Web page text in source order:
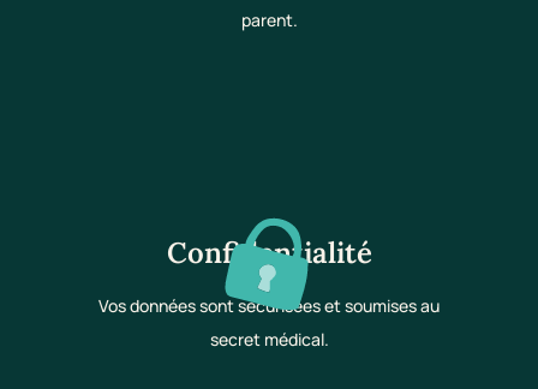
parent.
Confidentialité
Vos données sont sécurisées et soumises au
secret médical.